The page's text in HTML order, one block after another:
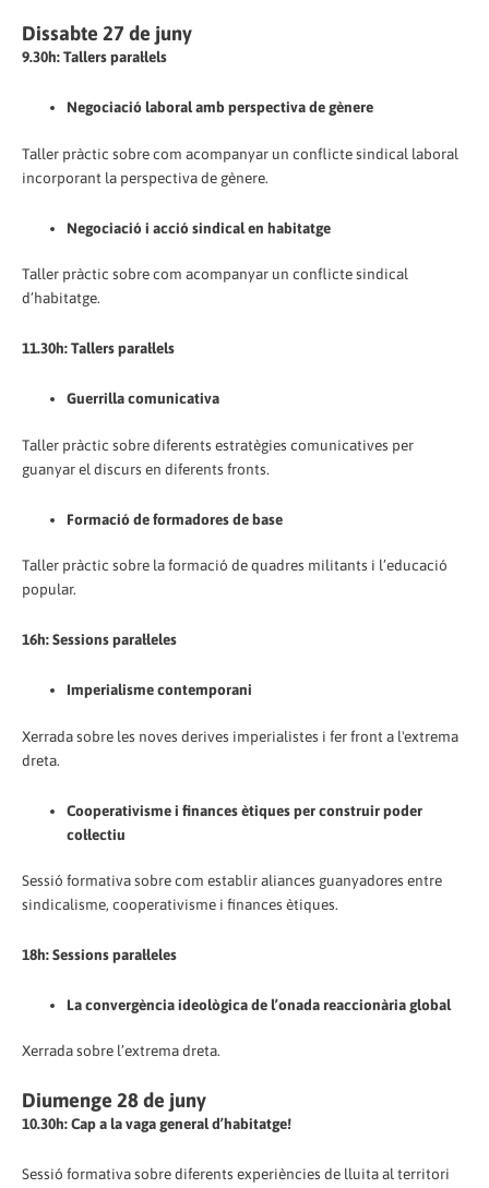
Dissabte 27 de juny
9.30h: Tallers paral·lels
Negociació laboral amb perspectiva de gènere
Taller pràctic sobre com acompanyar un conflicte sindical laboral
incorporant la perspectiva de gènere.
Negociació i acció sindical en habitatge
Taller pràctic sobre com acompanyar un conflicte sindical
d’habitatge.
11.30h: Tallers paral·lels
Guerrilla comunicativa
Taller pràctic sobre diferents estratègies comunicatives per
guanyar el discurs en diferents fronts.
Formació de formadores de base
Taller pràctic sobre la formació de quadres militants i l’educació
popular.
16h: Sessions paral·leles
Imperialisme contemporani
Xerrada sobre les noves derives imperialistes i fer front a l'extrema
dreta.
Cooperativisme i finances ètiques per construir poder
col·lectiu
Sessió formativa sobre com establir aliances guanyadores entre
sindicalisme, cooperativisme i finances ètiques.
18h: Sessions paral·leles
La convergència ideològica de l’onada reaccionària global
Xerrada sobre l’extrema dreta.
Diumenge 28 de juny
10.30h: Cap a la vaga general d’habitatge!
Sessió formativa sobre diferents experiències de lluita al territori